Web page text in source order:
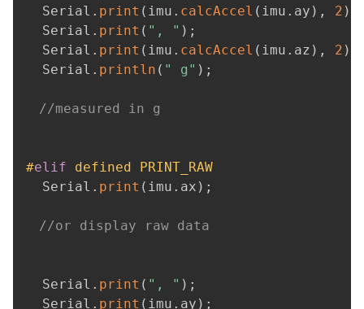
  Serial
. print ( imu . calcAccel ( imu . ay ) , 2 )
  Serial
. print ( ", " ) ;
  Serial
. print ( imu . calcAccel ( imu . az ) , 2 )
  Serial
. println ( " g" ) ;
//measured in g
#elif
defined PRINT_RAW
  Serial
. print ( imu . ax ) ;
//or display raw data
  Serial
. print ( ", " ) ;
  Serial
. print ( imu . ay ) ;